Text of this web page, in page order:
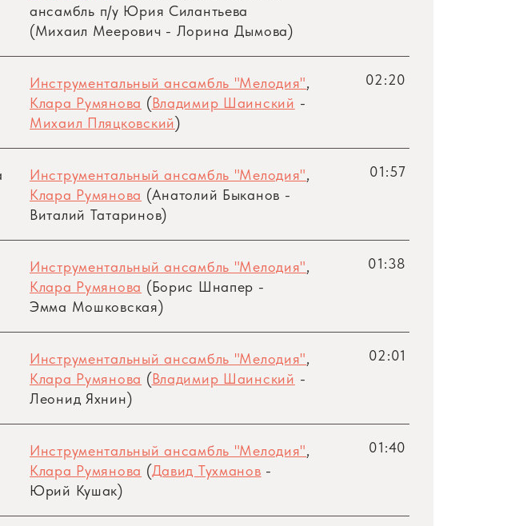
ансамбль п/у Юрия Силантьева
(Михаил Меерович - Лорина Дымова)
Инструментальный ансамбль "Мелодия",
Клара Румянова (Владимир Шаинский -
Михаил Пляцковский)
02:20
Инструментальный ансамбль "Мелодия",
Клара Румянова (Анатолий Быканов -
Виталий Татаринов)
01:57
Инструментальный ансамбль "Мелодия",
Клара Румянова (Борис Шнапер -
Эмма Мошковская)
01:38
Инструментальный ансамбль "Мелодия",
Клара Румянова (Владимир Шаинский -
Леонид Яхнин)
02:01
Инструментальный ансамбль "Мелодия",
Клара Румянова (Давид Тухманов -
Юрий Кушак)
01:40